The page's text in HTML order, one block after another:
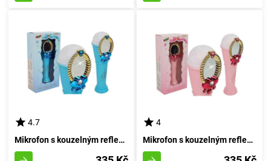
4.7
Mikrofon s kouzelným reflektorem a světlem pro USB, modrý
4
Mikrofon s kouzelným reflektorem a světlem přes USB v odstínu růžové